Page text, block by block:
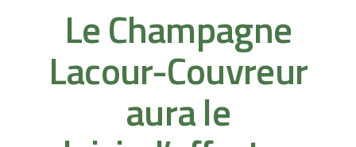
Le Champagne
Lacour-Couvreur
aura le